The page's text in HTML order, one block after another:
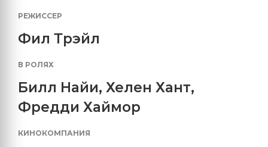
РЕЖИССЕР
Фил Трэйл
В РОЛЯХ
Билл Найи, Хелен Хант,
Фредди Хаймор
КИНОКОМПАНИЯ